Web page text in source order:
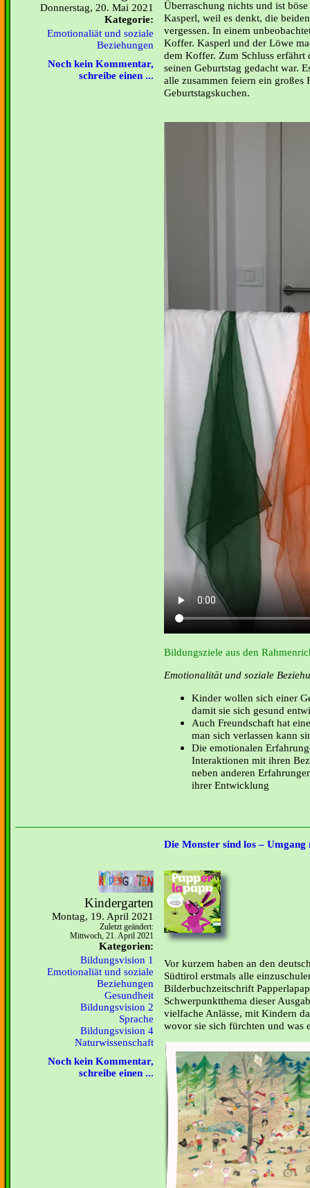
Donnerstag, 20. Mai 2021
Kategorie:
Emotionaliät und soziale
Beziehungen
Noch kein Kommentar,
schreibe einen ...
Überraschung nichts und ist
Kasperl, weil es denkt, die
vergessen. In einem
Koffer. Kasperl und der Löwe
dem Koffer. Zum Schluss
seinen Geburtstag gedacht war.
alle zusammen feiern ein großes
Geburtstagskuchen.
Bildungsziele aus den
Emotionalität und soziale
Kinder wollen sich einer
damit sie sich gesund
Auch Freundschaft hat
man sich verlassen kann
Die emotionalen
Interaktionen mit ihren
neben anderen
ihrer Entwicklung
Die Monster sind los – Umgang
Kindergarten
Montag, 19. April 2021
Zuletzt geändert:
Mittwoch, 21. April 2021
Kategorien:
Bildungsvision 1
Emotionaliät und soziale
Beziehungen
Gesundheit
Bildungsvision 2
Sprache
Bildungsvision 4
Naturwissenschaft
Noch kein Kommentar,
schreibe einen ...
Vor kurzem haben an den
Südtirol erstmals alle
Bilderbuchzeitschrift
Schwerpunktthema dieser
vielfache Anlässe, mit Kindern
wovor sie sich fürchten und was